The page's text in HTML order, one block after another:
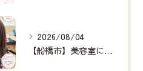
2026/08/04
【船橋市】美容室に行けない…をなくしたい✂️✨